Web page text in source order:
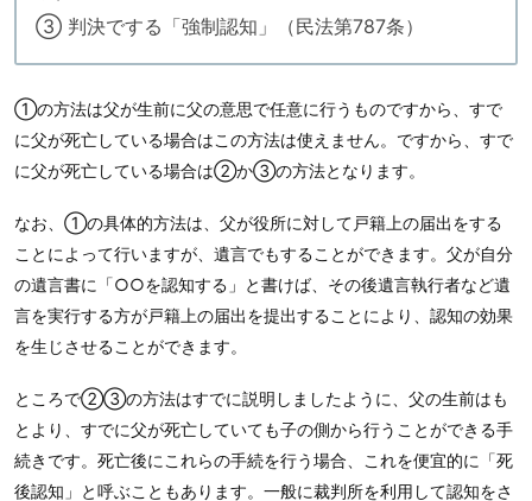
③ 判決でする「強制認知」（民法第787条）
①の方法は父が生前に父の意思で任意に行うものですから、すで
に父が死亡している場合はこの方法は使えません。ですから、すで
に父が死亡している場合は②か③の方法となります。
なお、①の具体的方法は、父が役所に対して戸籍上の届出をする
ことによって行いますが、遺言でもすることができます。父が自分
の遺言書に「○○を認知する」と書けば、その後遺言執行者など遺
言を実行する方が戸籍上の届出を提出することにより、認知の効果
を生じさせることができます。
ところで②③の方法はすでに説明しましたように、父の生前はも
とより、すでに父が死亡していても子の側から行うことができる手
続きです。死亡後にこれらの手続を行う場合、これを便宜的に「死
後認知」と呼ぶこともあります。一般に裁判所を利用して認知をさ